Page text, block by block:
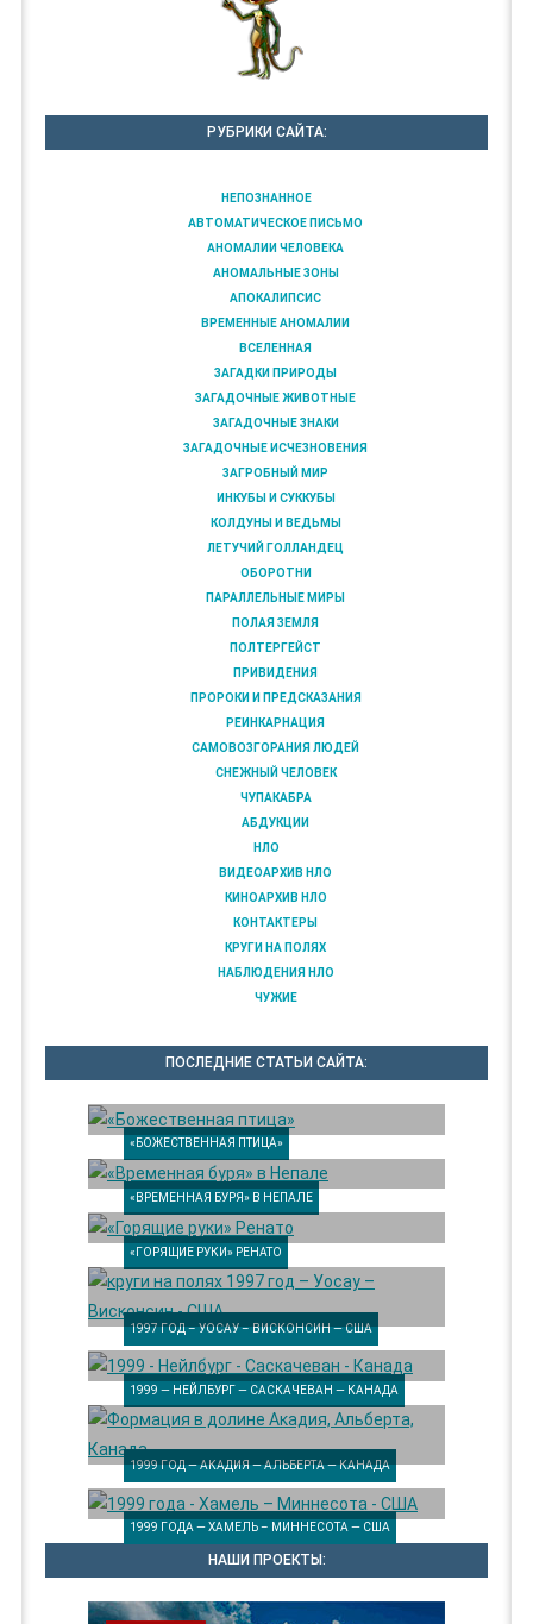
РУБРИКИ САЙТА:
НЕПОЗНАННОЕ
АВТОМАТИЧЕСКОЕ ПИСЬМО
АНОМАЛИИ ЧЕЛОВЕКА
АНОМАЛЬНЫЕ ЗОНЫ
АПОКАЛИПСИС
ВРЕМЕННЫЕ АНОМАЛИИ
ВСЕЛЕННАЯ
ЗАГАДКИ ПРИРОДЫ
ЗАГАДОЧНЫЕ ЖИВОТНЫЕ
ЗАГАДОЧНЫЕ ЗНАКИ
ЗАГАДОЧНЫЕ ИСЧЕЗНОВЕНИЯ
ЗАГРОБНЫЙ МИР
ИНКУБЫ И СУККУБЫ
КОЛДУНЫ И ВЕДЬМЫ
ЛЕТУЧИЙ ГОЛЛАНДЕЦ
ОБОРОТНИ
ПАРАЛЛЕЛЬНЫЕ МИРЫ
ПОЛАЯ ЗЕМЛЯ
ПОЛТЕРГЕЙСТ
ПРИВИДЕНИЯ
ПРОРОКИ И ПРЕДСКАЗАНИЯ
РЕИНКАРНАЦИЯ
САМОВОЗГОРАНИЯ ЛЮДЕЙ
СНЕЖНЫЙ ЧЕЛОВЕК
ЧУПАКАБРА
АБДУКЦИИ
НЛО
ВИДЕОАРХИВ НЛО
КИНОАРХИВ НЛО
КОНТАКТЕРЫ
КРУГИ НА ПОЛЯХ
НАБЛЮДЕНИЯ НЛО
ЧУЖИЕ
ПОСЛЕДНИЕ СТАТЬИ САЙТА:
«БОЖЕСТВЕННАЯ ПТИЦА»
«ВРЕМЕННАЯ БУРЯ» В НЕПАЛЕ
«ГОРЯЩИЕ РУКИ» РЕНАТО
1997 ГОД – УОСАУ – ВИСКОНСИН — США
1999 — НЕЙЛБУРГ — САСКАЧЕВАН — КАНАДА
1999 ГОД — АКАДИЯ — АЛЬБЕРТА — КАНАДА
1999 ГОДА — ХАМЕЛЬ – МИННЕСОТА — США
НАШИ ПРОЕКТЫ: